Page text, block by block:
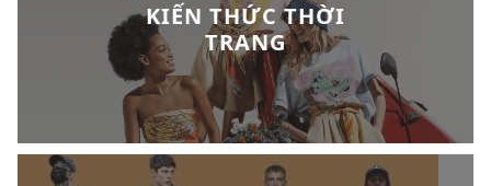
KIẾN THỨC THỜI
TRANG